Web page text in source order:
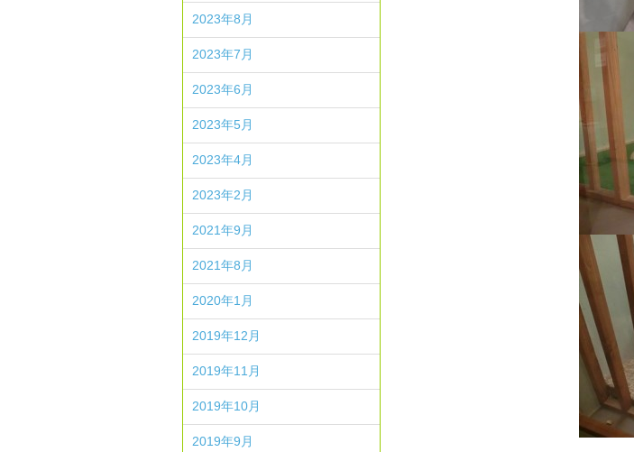
2023年8月
2023年7月
2023年6月
2023年5月
2023年4月
2023年2月
2021年9月
2021年8月
2020年1月
2019年12月
2019年11月
2019年10月
2019年9月